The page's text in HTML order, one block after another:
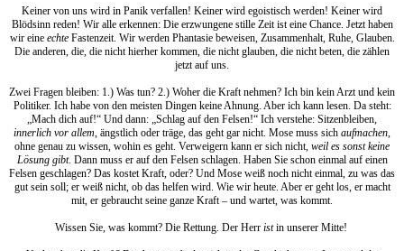
Keiner von uns wird in Panik verfallen! Keiner wird egoistisch werden! Keiner wird
Blödsinn reden! Wir alle erkennen: Die erzwungene stille Zeit ist eine Chance. Jetzt haben
wir eine echteFastenzeit. Wir werden Phantasie beweisen, Zusammenhalt, Ruhe, Glauben.
Die anderen, die, die nicht hierher kommen, die nicht glauben, die nicht beten, die zählen
jetzt auf uns.
Zwei Fragen bleiben: 1.) Was tun? 2.) Woher die Kraft nehmen? Ich bin kein Arzt und kein
Politiker. Ich habe von den meisten Dingen keine Ahnung. Aber ich kann lesen. Da steht:
„Mach dich auf!“ Und dann: „Schlag auf den Felsen!“ Ich verstehe: Sitzenbleiben,
innerlich vor allem, ängstlich oder träge, das geht gar nicht. Mose muss sich aufmachen,
ohne genau zu wissen, wohin es geht. Verweigern kann er sich nicht, weil es sonst keine
Lösung gibt. Dann muss er auf den Felsen schlagen. Haben Sie schon einmal auf einen
Felsen geschlagen? Das kostet Kraft, oder? Und Mose weiß noch nicht einmal, zu was das
gut sein soll; er weiß nicht, ob das helfen wird. Wie wir heute. Aber er geht los, er macht
mit, er gebraucht seine ganze Kraft – und wartet, was kommt.
Wissen Sie, was kommt? Die Rettung. Der Herr istin unserer Mitte!